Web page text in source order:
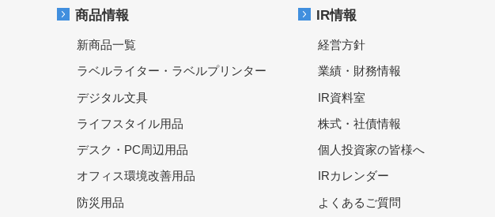
商品情報
新商品一覧
ラベルライター・ラベルプリンター
デジタル文具
ライフスタイル用品
デスク・PC周辺用品
オフィス環境改善用品
防災用品
IR情報
経営方針
業績・財務情報
IR資料室
株式・社債情報
個人投資家の皆様へ
IRカレンダー
よくあるご質問